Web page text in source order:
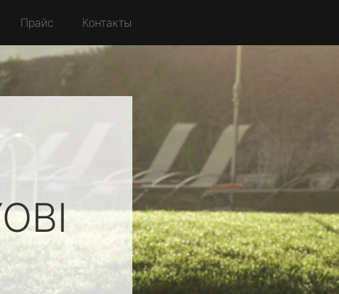
Прайс Контакты